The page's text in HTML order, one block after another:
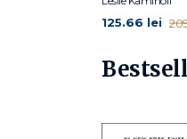
125.66 lei